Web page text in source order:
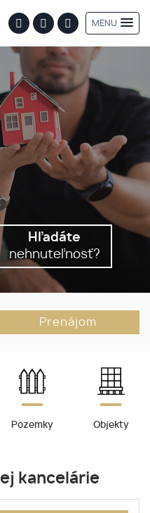
MENU
Hľadáte
nehnuteľnosť?
Prenájom
Pozemky Objekty
kancelárie